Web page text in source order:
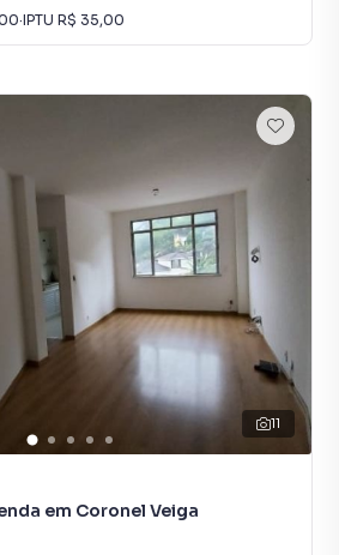
·IPTU R$ 35,00
11
em Coronel Veiga